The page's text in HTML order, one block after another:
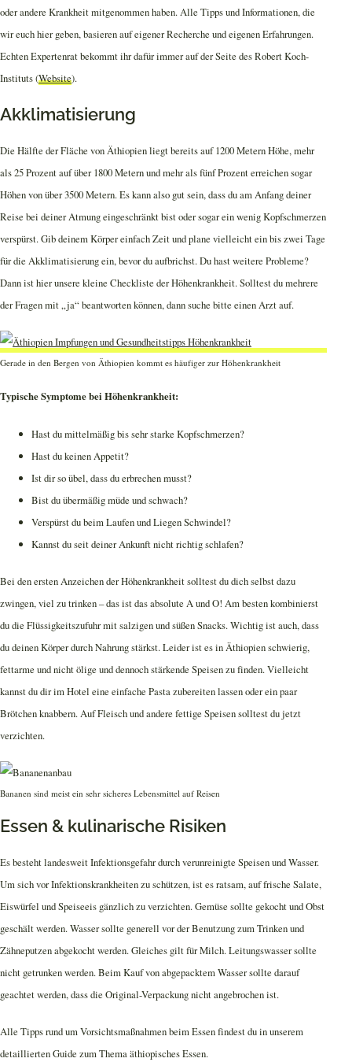
oder andere Krankheit mitgenommen haben. Alle Tipps und Informationen, die
wir euch hier geben, basieren auf eigener Recherche und eigenen Erfahrungen.
Echten Expertenrat bekommt ihr dafür immer auf der Seite des Robert Koch-
Instituts (Website).
Akklimatisierung
Die Hälfte der Fläche von Äthiopien liegt bereits auf 1200 Metern Höhe, mehr
als 25 Prozent auf über 1800 Metern und mehr als fünf Prozent erreichen sogar
Höhen von über 3500 Metern. Es kann also gut sein, dass du am Anfang deiner
Reise bei deiner Atmung eingeschränkt bist oder sogar ein wenig Kopfschmerzen
verspürst. Gib deinem Körper einfach Zeit und plane vielleicht ein bis zwei Tage
für die Akklimatisierung ein, bevor du aufbrichst. Du hast weitere Probleme?
Dann ist hier unsere kleine Checkliste der Höhenkrankheit. Solltest du mehrere
der Fragen mit „ja“ beantworten können, dann suche bitte einen Arzt auf.
Gerade in den Bergen von Äthiopien kommt es häufiger zur Höhenkrankheit
Typische Symptome bei Höhenkrankheit:
Hast du mittelmäßig bis sehr starke Kopfschmerzen?
Hast du keinen Appetit?
Ist dir so übel, dass du erbrechen musst?
Bist du übermäßig müde und schwach?
Verspürst du beim Laufen und Liegen Schwindel?
Kannst du seit deiner Ankunft nicht richtig schlafen?
Bei den ersten Anzeichen der Höhenkrankheit solltest du dich selbst dazu
zwingen, viel zu trinken – das ist das absolute A und O! Am besten kombinierst
du die Flüssigkeitszufuhr mit salzigen und süßen Snacks. Wichtig ist auch, dass
du deinen Körper durch Nahrung stärkst. Leider ist es in Äthiopien schwierig,
fettarme und nicht ölige und dennoch stärkende Speisen zu finden. Vielleicht
kannst du dir im Hotel eine einfache Pasta zubereiten lassen oder ein paar
Brötchen knabbern. Auf Fleisch und andere fettige Speisen solltest du jetzt
verzichten.
Bananen sind meist ein sehr sicheres Lebensmittel auf Reisen
Essen & kulinarische Risiken
Es besteht landesweit Infektionsgefahr durch verunreinigte Speisen und Wasser.
Um sich vor Infektionskrankheiten zu schützen, ist es ratsam, auf frische Salate,
Eiswürfel und Speiseeis gänzlich zu verzichten. Gemüse sollte gekocht und Obst
geschält werden. Wasser sollte generell vor der Benutzung zum Trinken und
Zähneputzen abgekocht werden. Gleiches gilt für Milch. Leitungswasser sollte
nicht getrunken werden. Beim Kauf von abgepacktem Wasser sollte darauf
geachtet werden, dass die Original-Verpackung nicht angebrochen ist.
Alle Tipps rund um Vorsichtsmaßnahmen beim Essen findest du in unserem
detaillierten Guide zum Thema äthiopisches Essen.